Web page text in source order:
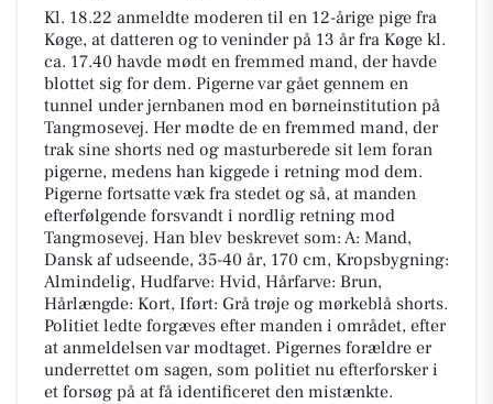
Kl. 18.22 anmeldte moderen til en 12-årige pige fra
Køge, at datteren og to veninder på 13 år fra Køge kl.
ca. 17.40 havde mødt en fremmed mand, der havde
blottet sig for dem. Pigerne var gået gennem en
tunnel under jernbanen mod en børneinstitution på
Tangmosevej. Her mødte de en fremmed mand, der
trak sine shorts ned og masturberede sit lem foran
pigerne, medens han kiggede i retning mod dem.
Pigerne fortsatte væk fra stedet og så, at manden
efterfølgende forsvandt i nordlig retning mod
Tangmosevej. Han blev beskrevet som: A: Mand,
Dansk af udseende, 35-40 år, 170 cm, Kropsbygning:
Almindelig, Hudfarve: Hvid, Hårfarve: Brun,
Hårlængde: Kort, Iført: Grå trøje og mørkeblå shorts.
Politiet ledte forgæves efter manden i området, efter
at anmeldelsen var modtaget. Pigernes forældre er
underrettet om sagen, som politiet nu efterforsker i
et forsøg på at få identificeret den mistænkte.